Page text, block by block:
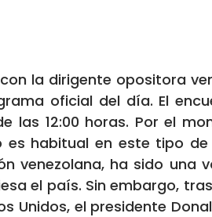
la dirigente opositora
oficial del día. El
12:00 horas. Por el
habitual en este tipo de
venezolana, ha sido una
el país. Sin embargo,
el presidente